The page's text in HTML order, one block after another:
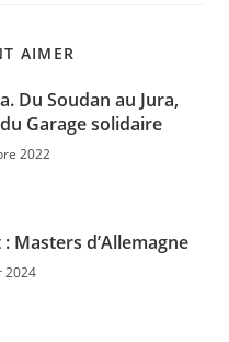
AIMER
Du Soudan au Jura,
Garage solidaire
2022
Masters d’Allemagne
2024